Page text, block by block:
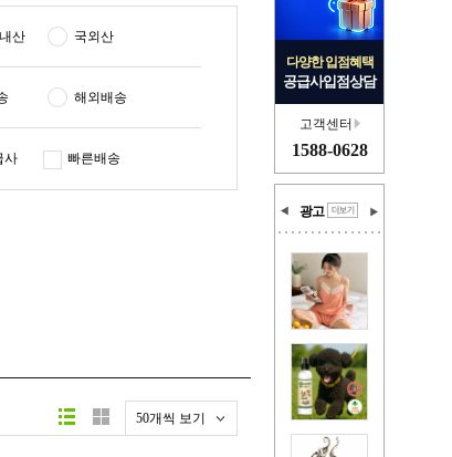
다양한 입점혜택
공급사입점상담
고객센터
1588-0628
광고
산 국외산
해외배송
사 빠른배송
50개씩 보기